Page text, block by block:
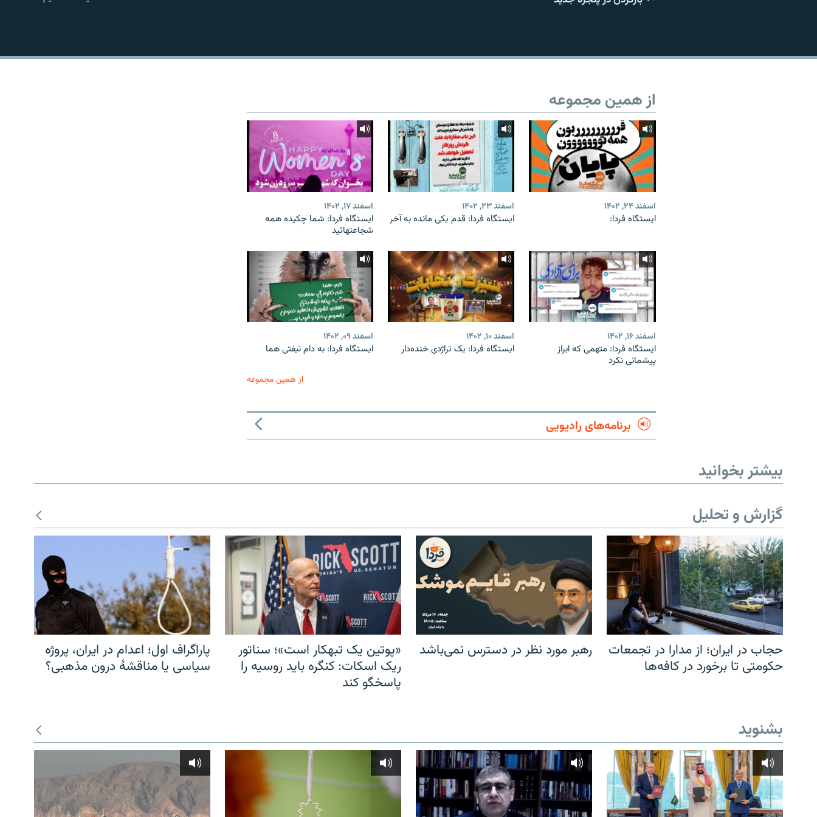
EMBED
از همین مجموعه
اسفند ۲۴, ۱۴۰۲
ایستگاه فردا:
اسفند ۲۳, ۱۴۰۲
ایستگاه فردا: قدم یکی مانده به آخر
اسفند ۱۷, ۱۴۰۲
ایستگاه فردا: شما چکیده همه
شجاعتهائید
اسفند ۱۶, ۱۴۰۲
ایستگاه فردا: متهمی که ابراز
پیشمانی نکرد
اسفند ۱۰, ۱۴۰۲
ایستگاه فردا: یک تراژدی خنده‌دار
اسفند ۰۹, ۱۴۰۲
ایستگاه فردا: به دام نیفتی هما
از همین مجموعه
برنامه‌های رادیویی
بیشتر بخوانید
گزارش و تحلیل
حجاب در ایران؛ از مدارا در تجمعات
حکومتی تا برخورد در کافه‌ها
رهبر مورد نظر در دسترس نمی‌باشد
«پوتین یک تبهکار است»؛ سناتور
ریک اسکات: کنگره باید روسیه را
پاسخگو کند
پاراگراف اول؛ اعدام در ایران، پروژه
سیاسی یا مناقشهٔ درون مذهبی؟
بشنوید